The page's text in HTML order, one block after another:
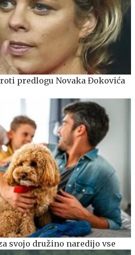
predlogu Novaka Đokovića
svojo družino naredijo vse